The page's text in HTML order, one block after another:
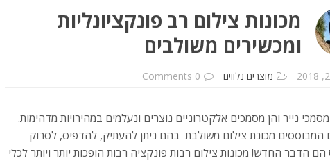
מכונות צילום רב פונקציונליות
ומכשירים משולבים
מוצרים נלווים 0 Comments
נייר והן מסמכים אלקטרוניים נוצרים ונעלמים במהירויות מדהימות.
המבוססים מכונת צילום משולבת בהם ניתן להעתיק, להדפיס, לסרוק
הדבר החדש! מכונות צילום רבות פונקציה רבות הופכות יותר ויותר לכלי